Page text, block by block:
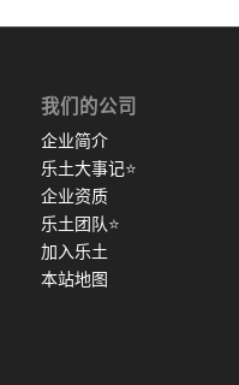
我们的公司
企业简介
乐土大事记⭐
企业资质
乐土团队⭐
加入乐土
本站地图